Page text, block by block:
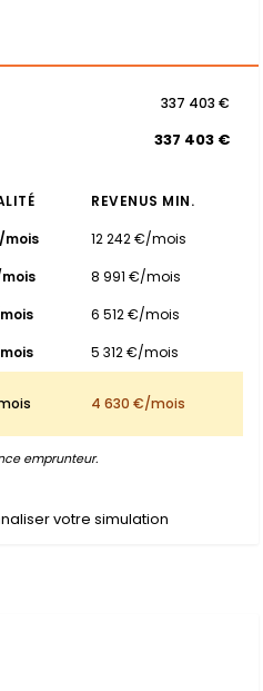
337 403 €
337 403 €
REVENUS MIN.
mois
12 242 €/mois
8 991 €/mois
6 512 €/mois
5 312 €/mois
4 630 €/mois
emprunteur.
votre simulation